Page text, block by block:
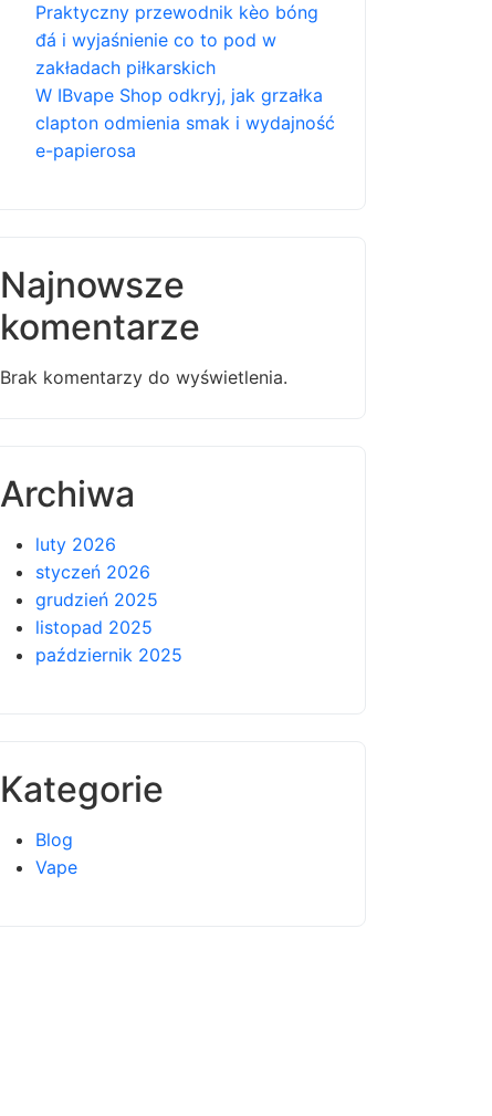
Praktyczny przewodnik kèo bóng
đá i wyjaśnienie co to pod w
zakładach piłkarskich
W IBvape Shop odkryj, jak grzałka
clapton odmienia smak i wydajność
e-papierosa
Najnowsze
komentarze
Brak komentarzy do wyświetlenia.
Archiwa
luty 2026
styczeń 2026
grudzień 2025
listopad 2025
październik 2025
Kategorie
Blog
Vape